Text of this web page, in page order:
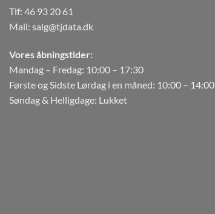
Tlf: 46 93 20 61
Mail: salg@tjdata.dk
Vores åbningstider:
Mandag – Fredag: 10:00 – 17:30
Første og Sidste Lørdag i en måned: 10:00 – 14:00
Søndag & Helligdage: Lukket